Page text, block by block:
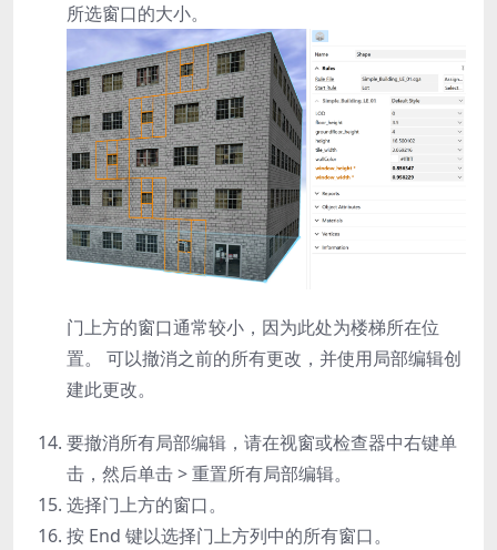
所选窗口的大小。
门上方的窗口通常较小，因为此处为楼梯所在位
置。 可以撤消之前的所有更改，并使用局部编辑创
建此更改。
要撤消所有局部编辑，请在视窗或检查器中右键单
击，然后单击> 重置所有局部编辑。
选择门上方的窗口。
按 End 键以选择门上方列中的所有窗口。